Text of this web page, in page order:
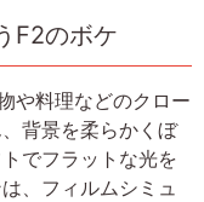
F2のボケ
や料理などのクロー
背景を柔らかくぼ
でフラットな光を
、フィルムシミュ